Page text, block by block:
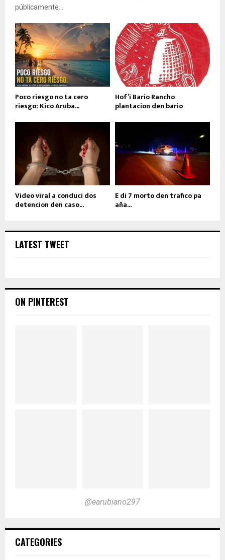
públicamente...
Poco riesgo no ta cero
riesgo: Kico Aruba...
Hof’i Bario Rancho
plantacion den bario
Video viral a conduci dos
detencion den caso...
E di 7 morto den trafico pa
aña...
LATEST TWEET
ON PINTEREST
@earubiano297
CATEGORIES